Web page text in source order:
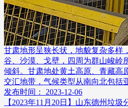
甘肃地形呈狭长状，地貌复杂多样
谷、沙漠、戈壁，四周为群山峻岭
倾斜。甘肃地处黄土高原、青藏高
交汇地带，气候类型从南向北包括
发布时间： 2023-12-06
【2023年11月20日】山东德州垃